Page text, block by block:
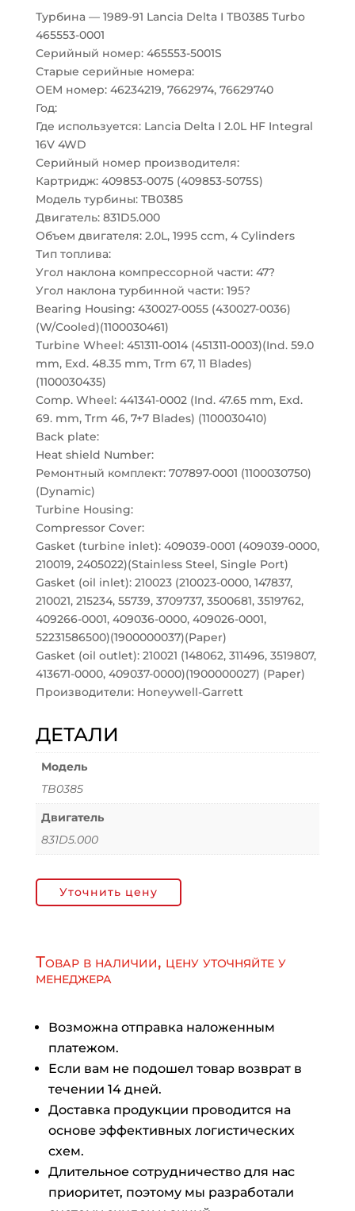
Турбина — 1989-91 Lancia Delta I TB0385 Turbo
465553-0001
Серийный номер: 465553-5001S
Старые серийные номера:
OEM номер: 46234219, 7662974, 76629740
Год:
Где используется: Lancia Delta I 2.0L HF Integral
16V 4WD
Серийный номер производителя:
Картридж: 409853-0075 (409853-5075S)
Модель турбины: TB0385
Двигатель: 831D5.000
Объем двигателя: 2.0L, 1995 ccm, 4 Cylinders
Тип топлива:
Угол наклона компрессорной части: 47?
Угол наклона турбинной части: 195?
Bearing Housing: 430027-0055 (430027-0036)
(W/Cooled)(1100030461)
Turbine Wheel: 451311-0014 (451311-0003)(Ind. 59.0
mm, Exd. 48.35 mm, Trm 67, 11 Blades)
(1100030435)
Comp. Wheel: 441341-0002 (Ind. 47.65 mm, Exd.
69. mm, Trm 46, 7+7 Blades) (1100030410)
Back plate:
Heat shield Number:
Ремонтный комплект: 707897-0001 (1100030750)
(Dynamic)
Turbine Housing:
Compressor Cover:
Gasket (turbine inlet): 409039-0001 (409039-0000,
210019, 2405022)(Stainless Steel, Single Port)
Gasket (oil inlet): 210023 (210023-0000, 147837,
210021, 215234, 55739, 3709737, 3500681, 3519762,
409266-0001, 409036-0000, 409026-0001,
52231586500)(1900000037)(Paper)
Gasket (oil outlet): 210021 (148062, 311496, 3519807,
413671-0000, 409037-0000)(1900000027) (Paper)
Производители: Honeywell-Garrett
ДЕТАЛИ
Модель
TB0385
Двигатель
831D5.000
Уточнить цену
Товар в наличии, цену уточняйте у
менеджера
Возможна отправка наложенным
платежом.
Если вам не подошел товар возврат в
течении 14 дней.
Доставка продукции проводится на
основе эффективных логистических
схем.
Длительное сотрудничество для нас
приоритет, поэтому мы разработали